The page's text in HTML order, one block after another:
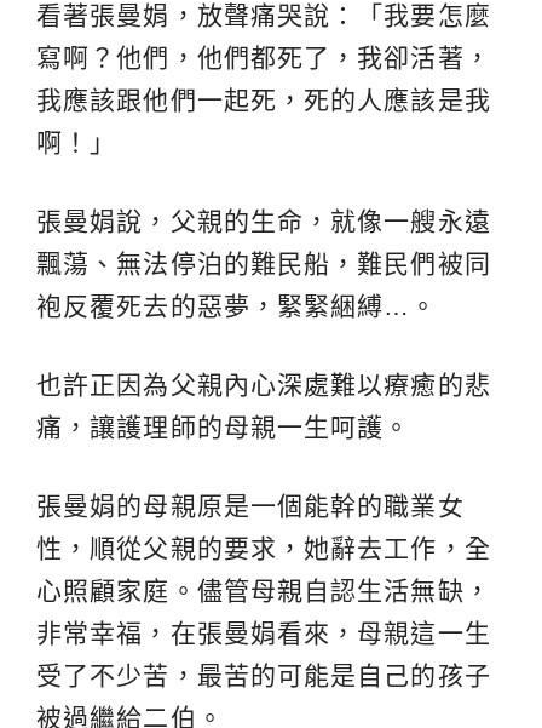
看著張曼娟，放聲痛哭說：「我要怎麼
寫啊？他們，他們都死了，我卻活著，
我應該跟他們一起死，死的人應該是我
啊！」
張曼娟說，父親的生命，就像一艘永遠
飄蕩、無法停泊的難民船，難民們被同
袍反覆死去的惡夢，緊緊綑縛…。
也許正因為父親內心深處難以療癒的悲
痛，讓護理師的母親一生呵護。
張曼娟的母親原是一個能幹的職業女
性，順從父親的要求，她辭去工作，全
心照顧家庭。儘管母親自認生活無缺，
非常幸福，在張曼娟看來，母親這一生
受了不少苦，最苦的可能是自己的孩子
被過繼給二伯。